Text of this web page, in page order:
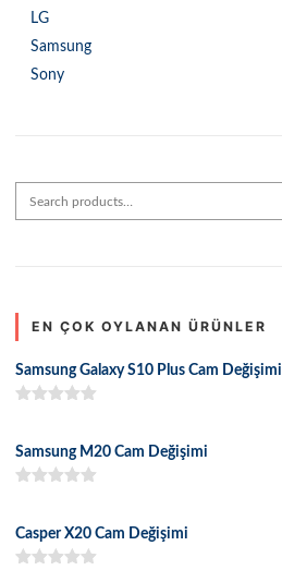
LG
Samsung
Sony
Search for:
EN ÇOK OYLANAN ÜRÜNLER
Samsung Galaxy S10 Plus Cam Değişimi
Samsung M20 Cam Değişimi
Casper X20 Cam Değişimi